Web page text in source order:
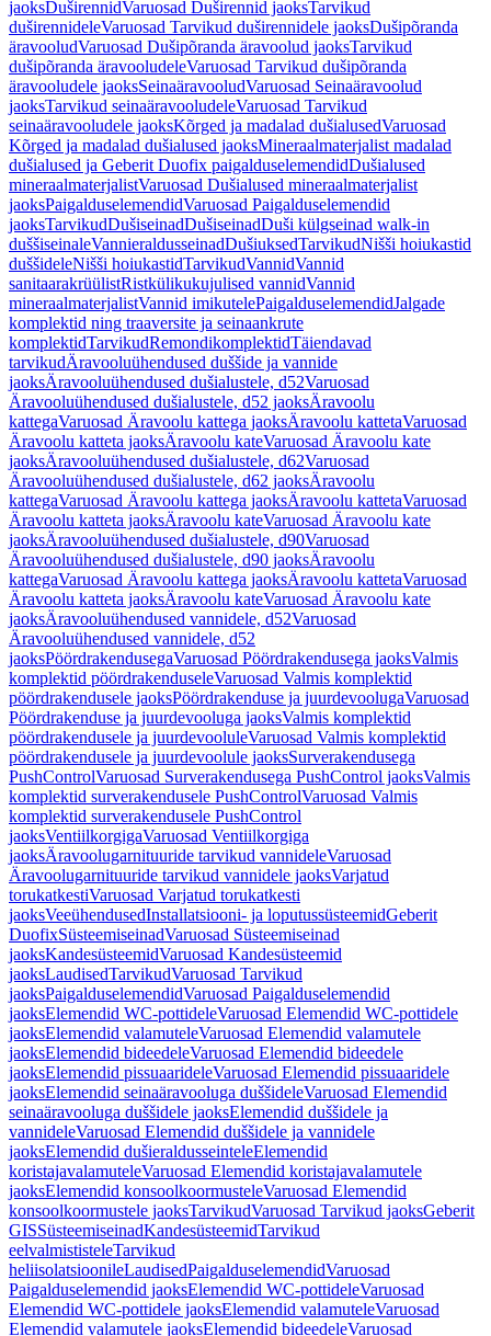
jaoksDuširennidVaruosad Duširennid jaoksTarvikud
duširennideleVaruosad Tarvikud duširennidele jaoksDušipõranda
äravooludVaruosad Dušipõranda äravoolud jaoksTarvikud
dušipõranda äravooludeleVaruosad Tarvikud dušipõranda
äravooludele jaoksSeinaäravooludVaruosad Seinaäravoolud
jaoksTarvikud seinaäravooludeleVaruosad Tarvikud
seinaäravooludele jaoksKõrged ja madalad dušialusedVaruosad
Kõrged ja madalad dušialused jaoksMineraalmaterjalist madalad
dušialused ja Geberit Duofix paigalduselemendidDušialused
mineraalmaterjalistVaruosad Dušialused mineraalmaterjalist
jaoksPaigalduselemendidVaruosad Paigalduselemendid
jaoksTarvikudDušiseinadDušiseinadDuši külgseinad walk-in
duššiseinaleVannieraldusseinadDušiuksedTarvikudNišši hoiukastid
duššideleNišši hoiukastidTarvikudVannidVannid
sanitaarakrüülistRistkülikukujulised vannidVannid
mineraalmaterjalistVannid imikutelePaigalduselemendidJalgade
komplektid ning traaversite ja seinaankrute
komplektidTarvikudRemondikomplektidTäiendavad
tarvikudÄravooluühendused duššide ja vannide
jaoksÄravooluühendused dušialustele, d52Varuosad
Äravooluühendused dušialustele, d52 jaoksÄravoolu
kattegaVaruosad Äravoolu kattega jaoksÄravoolu kattetaVaruosad
Äravoolu katteta jaoksÄravoolu kateVaruosad Äravoolu kate
jaoksÄravooluühendused dušialustele, d62Varuosad
Äravooluühendused dušialustele, d62 jaoksÄravoolu
kattegaVaruosad Äravoolu kattega jaoksÄravoolu kattetaVaruosad
Äravoolu katteta jaoksÄravoolu kateVaruosad Äravoolu kate
jaoksÄravooluühendused dušialustele, d90Varuosad
Äravooluühendused dušialustele, d90 jaoksÄravoolu
kattegaVaruosad Äravoolu kattega jaoksÄravoolu kattetaVaruosad
Äravoolu katteta jaoksÄravoolu kateVaruosad Äravoolu kate
jaoksÄravooluühendused vannidele, d52Varuosad
Äravooluühendused vannidele, d52
jaoksPöördrakendusegaVaruosad Pöördrakendusega jaoksValmis
komplektid pöördrakenduseleVaruosad Valmis komplektid
pöördrakendusele jaoksPöördrakenduse ja juurdevoolugaVaruosad
Pöördrakenduse ja juurdevooluga jaoksValmis komplektid
pöördrakendusele ja juurdevooluleVaruosad Valmis komplektid
pöördrakendusele ja juurdevoolule jaoksSurverakendusega
PushControlVaruosad Surverakendusega PushControl jaoksValmis
komplektid surverakendusele PushControlVaruosad Valmis
komplektid surverakendusele PushControl
jaoksVentiilkorgigaVaruosad Ventiilkorgiga
jaoksÄravoolugarnituuride tarvikud vannideleVaruosad
Äravoolugarnituuride tarvikud vannidele jaoksVarjatud
torukatkestiVaruosad Varjatud torukatkesti
jaoksVeeühendusedInstallatsiooni- ja loputussüsteemidGeberit
DuofixSüsteemiseinadVaruosad Süsteemiseinad
jaoksKandesüsteemidVaruosad Kandesüsteemid
jaoksLaudisedTarvikudVaruosad Tarvikud
jaoksPaigalduselemendidVaruosad Paigalduselemendid
jaoksElemendid WC-pottideleVaruosad Elemendid WC-pottidele
jaoksElemendid valamuteleVaruosad Elemendid valamutele
jaoksElemendid bideedeleVaruosad Elemendid bideedele
jaoksElemendid pissuaarideleVaruosad Elemendid pissuaaridele
jaoksElemendid seinaäravooluga duššideleVaruosad Elemendid
seinaäravooluga duššidele jaoksElemendid duššidele ja
vannideleVaruosad Elemendid duššidele ja vannidele
jaoksElemendid dušieraldusseinteleElemendid
koristajavalamuteleVaruosad Elemendid koristajavalamutele
jaoksElemendid konsoolkoormusteleVaruosad Elemendid
konsoolkoormustele jaoksTarvikudVaruosad Tarvikud jaoksGeberit
GISSüsteemiseinadKandesüsteemidTarvikud
eelvalmististeleTarvikud
heliisolatsioonileLaudisedPaigalduselemendidVaruosad
Paigalduselemendid jaoksElemendid WC-pottideleVaruosad
Elemendid WC-pottidele jaoksElemendid valamuteleVaruosad
Elemendid valamutele jaoksElemendid bideedeleVaruosad